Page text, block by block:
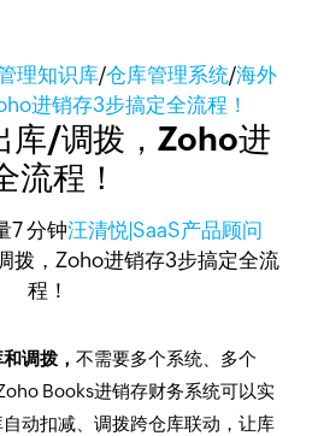
理知识库/仓库管理系统/海外
进销存3步搞定全流程！
库/调拨，Zoho进
流程！
7 分钟汪清悦|SaaS产品顾问
调拨，不需要多个系统、多个
Books进销存财务系统可以实
动扣减、调拨跨仓库联动，让库